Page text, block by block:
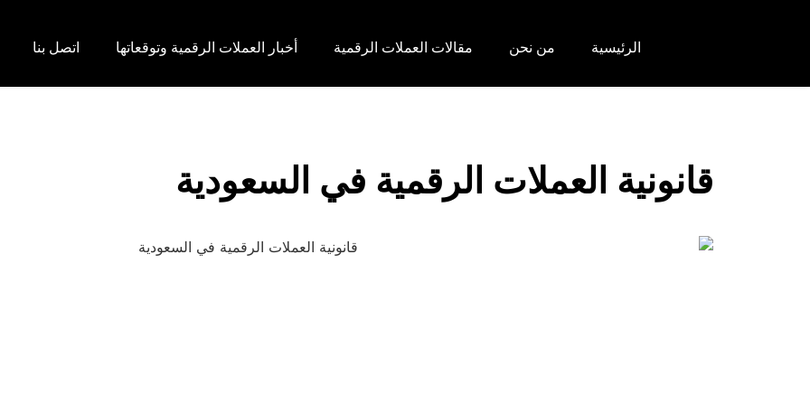
الرئيسية من نحن مقالات العملات الرقمية أخبار العملات الرقمية وتوقعاتها اتصل بنا
قانونية العملات الرقمية في السعودية